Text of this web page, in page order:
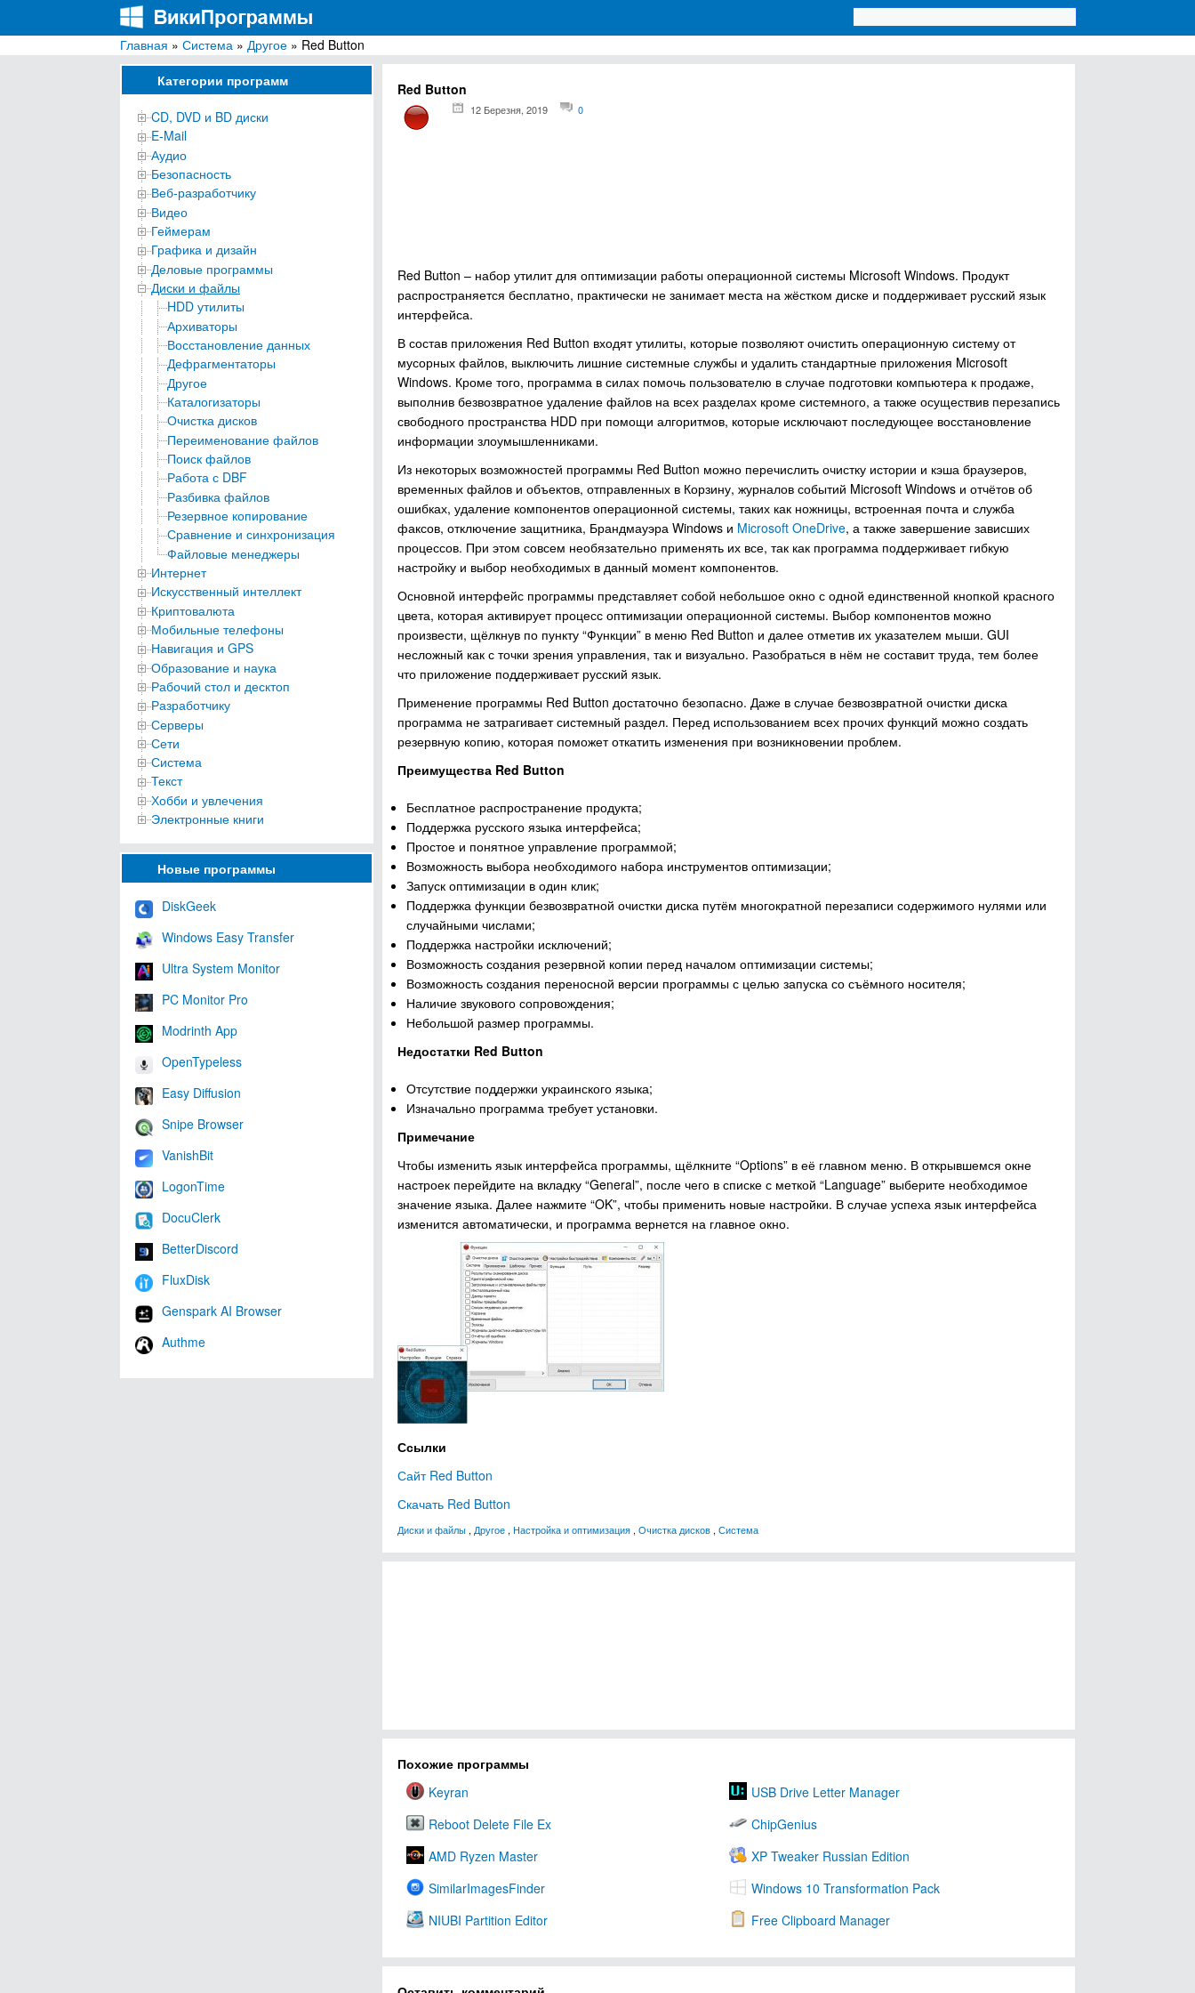
ВикиПрограммы
Энциклопедия бесплатных компьютерных программ для Windows
Главная » Система » Другое » Red Button
Категории программ
CD, DVD и BD диски
E-Mail
Аудио
Безопасность
Веб-разработчику
Видео
Геймерам
Графика и дизайн
Деловые программы
Диски и файлы
HDD утилиты
Архиваторы
Восстановление данных
Дефрагментаторы
Другое
Каталогизаторы
Очистка дисков
Переименование файлов
Поиск файлов
Работа с DBF
Разбивка файлов
Резервное копирование
Сравнение и синхронизация
Файловые менеджеры
Интернет
Искусственный интеллект
Криптовалюта
Мобильные телефоны
Навигация и GPS
Образование и наука
Рабочий стол и десктоп
Разработчику
Серверы
Сети
Система
Текст
Хобби и увлечения
Электронные книги
Новые программы
DiskGeek
Windows Easy Transfer
Ultra System Monitor
PC Monitor Pro
Modrinth App
OpenTypeless
Easy Diffusion
Snipe Browser
VanishBit
LogonTime
DocuClerk
BetterDiscord
FluxDisk
Genspark AI Browser
Authme
Red Button
12 Березня, 2019 0
Red Button – набор утилит для оптимизации работы операционной системы Microsoft Windows. Продукт
распространяется бесплатно, практически не занимает места на жёстком диске и поддерживает русский язык
интерфейса.
В состав приложения Red Button входят утилиты, которые позволяют очистить операционную систему от
мусорных файлов, выключить лишние системные службы и удалить стандартные приложения Microsoft
Windows. Кроме того, программа в силах помочь пользователю в случае подготовки компьютера к продаже,
выполнив безвозвратное удаление файлов на всех разделах кроме системного, а также осуществив перезапись
свободного пространства HDD при помощи алгоритмов, которые исключают последующее восстановление
информации злоумышленниками.
Из некоторых возможностей программы Red Button можно перечислить очистку истории и кэша браузеров,
временных файлов и объектов, отправленных в Корзину, журналов событий Microsoft Windows и отчётов об
ошибках, удаление компонентов операционной системы, таких как ножницы, встроенная почта и служба
факсов, отключение защитника, Брандмауэра Windows и Microsoft OneDrive, а также завершение зависших
процессов. При этом совсем необязательно применять их все, так как программа поддерживает гибкую
настройку и выбор необходимых в данный момент компонентов.
Основной интерфейс программы представляет собой небольшое окно с одной единственной кнопкой красного
цвета, которая активирует процесс оптимизации операционной системы. Выбор компонентов можно
произвести, щёлкнув по пункту “Функции” в меню Red Button и далее отметив их указателем мыши. GUI
несложный как с точки зрения управления, так и визуально. Разобраться в нём не составит труда, тем более
что приложение поддерживает русский язык.
Применение программы Red Button достаточно безопасно. Даже в случае безвозвратной очистки диска
программа не затрагивает системный раздел. Перед использованием всех прочих функций можно создать
резервную копию, которая поможет откатить изменения при возникновении проблем.
Преимущества Red Button
Бесплатное распространение продукта;
Поддержка русского языка интерфейса;
Простое и понятное управление программой;
Возможность выбора необходимого набора инструментов оптимизации;
Запуск оптимизации в один клик;
Поддержка функции безвозвратной очистки диска путём многократной перезаписи содержимого нулями или
случайными числами;
Поддержка настройки исключений;
Возможность создания резервной копии перед началом оптимизации системы;
Возможность создания переносной версии программы с целью запуска со съёмного носителя;
Наличие звукового сопровождения;
Небольшой размер программы.
Недостатки Red Button
Отсутствие поддержки украинского языка;
Изначально программа требует установки.
Примечание
Чтобы изменить язык интерфейса программы, щёлкните “Options” в её главном меню. В открывшемся окне
настроек перейдите на вкладку “General”, после чего в списке с меткой “Language” выберите необходимое
значение языка. Далее нажмите “OK”, чтобы применить новые настройки. В случае успеха язык интерфейса
изменится автоматически, и программа вернется на главное окно.
Ссылки
Сайт Red Button
Скачать Red Button
Диски и файлы , Другое , Настройка и оптимизация , Очистка дисков , Система
Похожие программы
Keyran
USB Drive Letter Manager
Reboot Delete File Ex
ChipGenius‭
AMD Ryzen Master
XP Tweaker Russian Edition
SimilarImagesFinder
Windows 10 Transformation Pack
NIUBI Partition Editor
Free Clipboard Manager